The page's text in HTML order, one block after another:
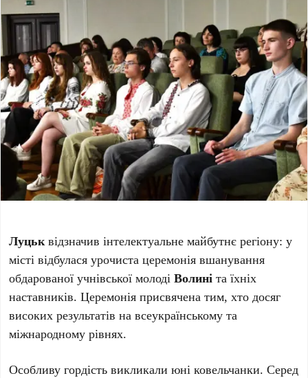
Луцьк відзначив інтелектуальне майбутнє регіону: у
місті відбулася урочиста церемонія вшанування
обдарованої учнівської молодіВолині та їхніх
наставників. Церемонія присвячена тим, хто досяг
високих результатів на всеукраїнському та
міжнародному рівнях.
Особливу гордість викликали юні ковельчанки. Серед